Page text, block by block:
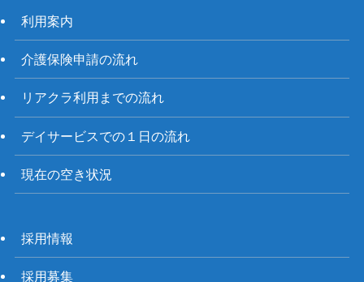
利用案内
介護保険申請の流れ
リアクラ利用までの流れ
デイサービスでの１日の流れ
現在の空き状況
採用情報
採用募集